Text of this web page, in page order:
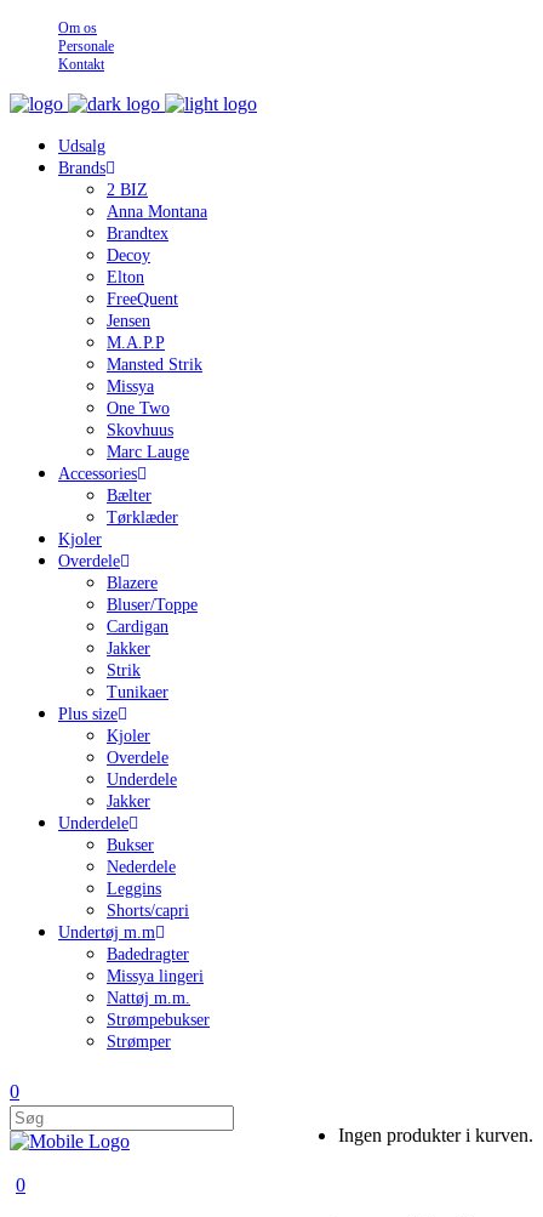
Om os
Personale
Kontakt
Udsalg
Brands
2 BIZ
Anna Montana
Brandtex
Decoy
Elton
FreeQuent
Jensen
M.A.P.P
Mansted Strik
Missya
One Two
Skovhuus
Marc Lauge
Accessories
Bælter
Tørklæder
Kjoler
Overdele
Blazere
Bluser/Toppe
Cardigan
Jakker
Strik
Tunikaer
Plus size
Kjoler
Overdele
Underdele
Jakker
Underdele
Bukser
Nederdele
Leggins
Shorts/capri
Undertøj m.m
Badedragter
Missya lingeri
Nattøj m.m.
Strømpebukser
Strømper
0
Ingen produkter i kurven.
0